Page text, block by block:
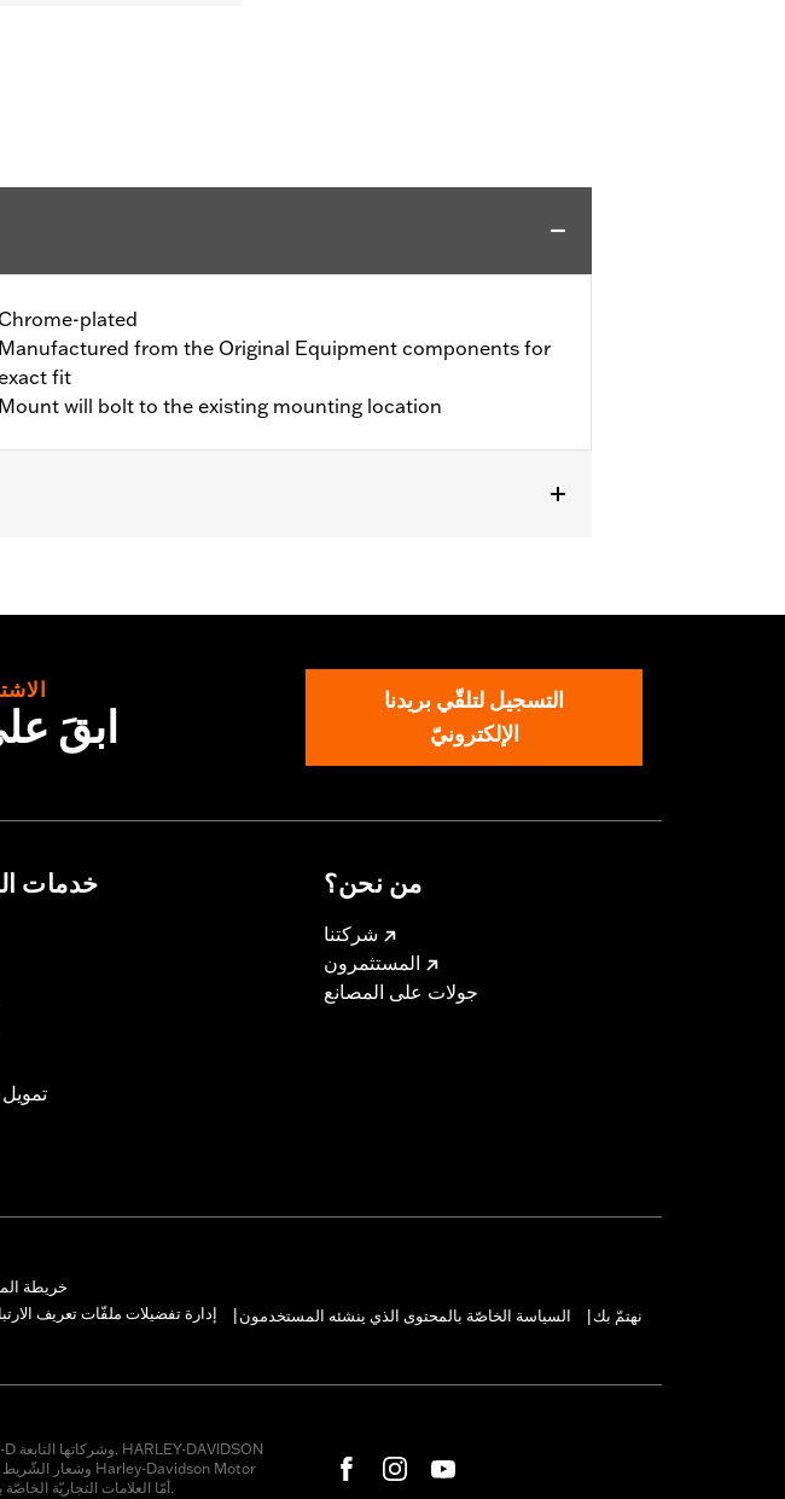
Chrome-plated
Manufactured from the Original Equipment components for
fit
Mount will bolt to the existing mounting location
details
ابقَ
التسجيل لتلقّي بريدنا
الإلكترونيّ
خدمات من نحن؟
شركتنا
المستثمرون
جولات على المصانع
خريطة
إدارة تفضيلات ملفّات تعريف السياسة الخاصّة بالمحتوى الذي ينشئه المستخدمون نهتمّ بك
Company, Inc. أمّا العلامات التجاريّة الخاصّة بأطراف ثالثة فتعود ملكيتها لهم.